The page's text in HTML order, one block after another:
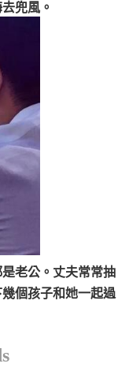
兜風。
老公。丈夫常常抽
個孩子和她一起過